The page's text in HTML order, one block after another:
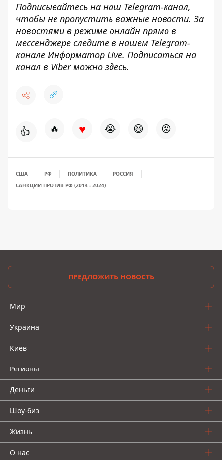
Подписывайтесь на наш Telegram-канал,
чтобы не пропустить важные новости. За
новостями в режиме онлайн прямо в
мессенджере следите в нашем Telegram-
канале Информатор Live. Подписаться на
канал в Viber можно здесь.
👍 🔥 ♥ 😭 😆 😡
США РФ ПОЛИТИКА
РОССИЯ
САНКЦИИ ПРОТИВ РФ (2014 - 2024)
ПРЕДЛОЖИТЬ НОВОСТЬ
Мир
Украина
Киев
Регионы
Деньги
Шоу-биз
Жизнь
О нас